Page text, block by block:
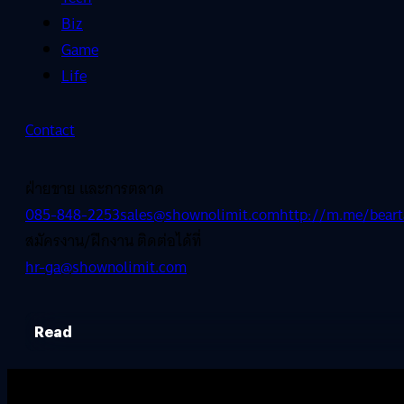
Biz
Game
Life
Contact
ฝ่ายขาย และการตลาด
085-848-2253sales@shownolimit.comhttp://m.me/
สมัครงาน/ฝึกงาน ติดต่อได้ที่
hr-ga@shownolimit.com
Read